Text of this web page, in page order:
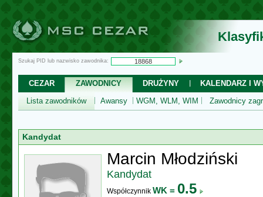
Szukaj PID lub nazwisko zawodnika:
CEZAR ZAWODNICY DRUŻYNY
KALENDARZ I
Lista zawodników
Awansy WGM, WLM, WIM Zawodnicy
Kandydat
Marcin Młodziński
Kandydat
Współczynnik WK = 0.5